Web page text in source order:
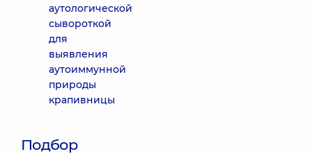
аутологической
сывороткой
для
выявления
аутоиммунной
природы
крапивницы
Подбор